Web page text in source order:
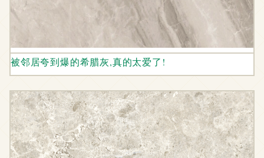
被邻居夸到爆的希腊灰,真的太爱了!